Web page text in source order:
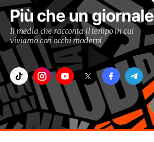
Più che un giornale
Il media che racconta il tempo in cui
viviamo con occhi moderni